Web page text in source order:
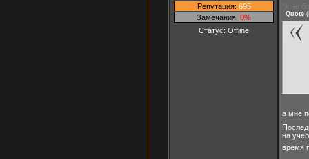
Репутация: 695
Замечания: 0%
Статус: Offline
"я не
Quote (
а мне
на
время